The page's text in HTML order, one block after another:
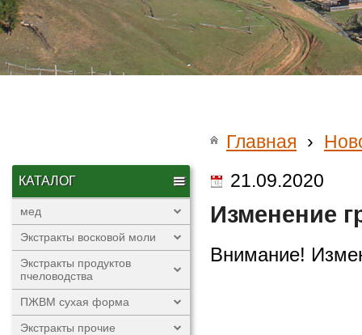
КАТАЛОГ
мед
Экстракты восковой моли
Экстракты продуктов
пчеловодства
ПЖВМ сухая форма
Экстракты прочие
Главная ›
21.09.2020
Изменение
Внимание!